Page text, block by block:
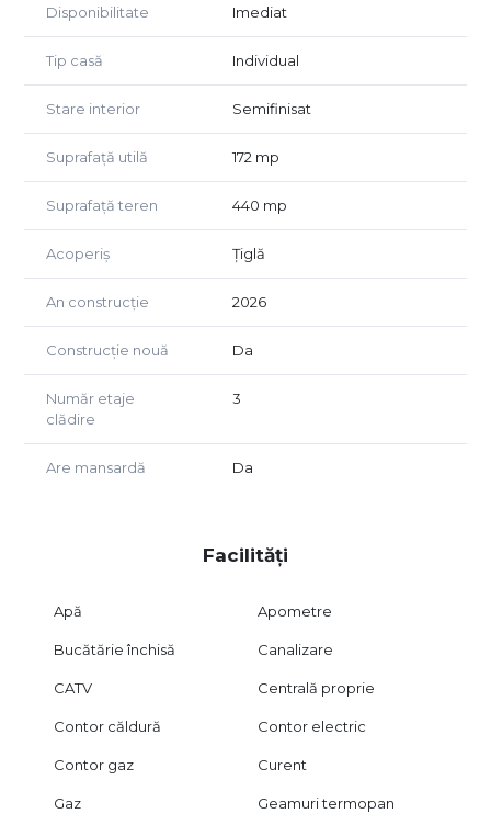
Daca sunteti in cautarea unei case care imbina confortul
modern cu avantajele unei locatii aerisite si linistite,
aceasta proprietate poate fi alegerea perfecta pentru
Pentru mai multe informatii sau pentru programarea unei
vizionari, echipa Impakt Imobiliare va sta la dispozitie.
Disponibilitate Imediat
Tip casă Individual
Stare interior Semifinisat
Suprafață utilă 172 mp
Suprafață teren 440 mp
Acoperiș Țiglă
An construcție 2026
Construcție nouă Da
Număr etaje
clădire
3
Are mansardă Da
Facilități
Apă Apometre
Bucătărie închisă Canalizare
CATV Centrală proprie
Contor căldură Contor electric
Contor gaz Curent
Gaz Geamuri termopan